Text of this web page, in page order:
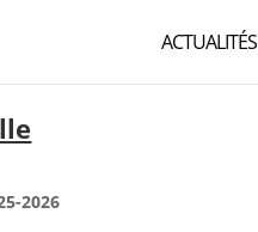
ACTUALITÉS
2026